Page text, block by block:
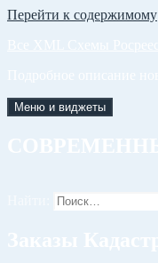
Перейти к содержимому
Меню и виджеты